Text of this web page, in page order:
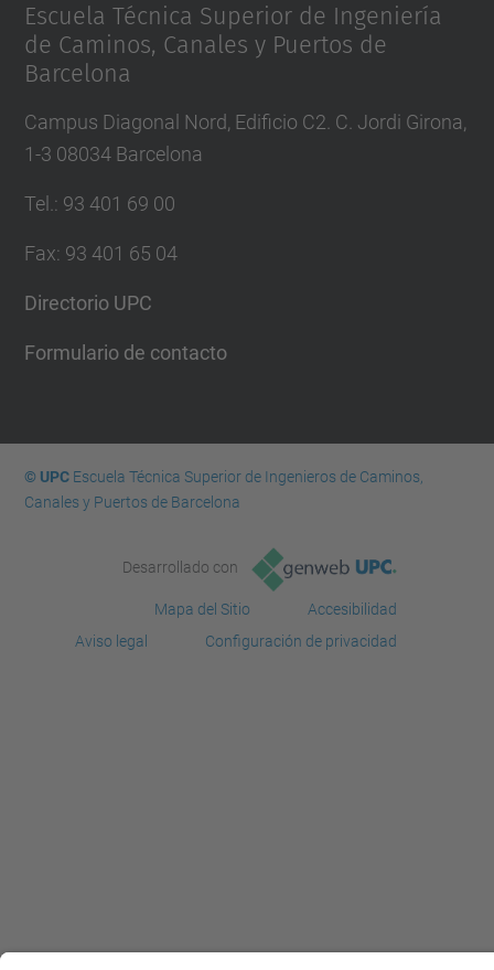
Escuela Técnica Superior de Ingeniería
de Caminos, Canales y Puertos de
Barcelona
Campus Diagonal Nord, Edificio C2. C. Jordi Girona,
1-3 08034 Barcelona
Tel. : 93 401 69 00
Fax: 93 401 65 04
Directorio UPC
Formulario de contacto
© UPCEscuela Técnica Superior de Ingenieros de Caminos,
Canales y Puertos de Barcelona
Desarrollado con
Mapa del Sitio
Accesibilidad
Aviso legal
Configuración de privacidad